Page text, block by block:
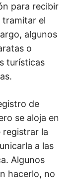
para recibir
tramitar el
algunos
o
turísticas
de
se aloja en
registrar la
a las
Algunos
hacerlo, no